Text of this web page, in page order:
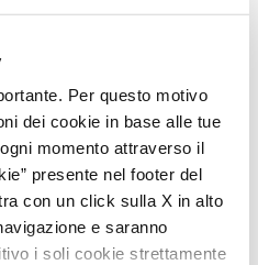
Per questo motivo
dei cookie in base alle tue
momento attraverso il
presente nel footer del
con un click sulla X in alto
e saranno
i soli cookie strettamente
22 KM
Nelle foreste dei
monaci